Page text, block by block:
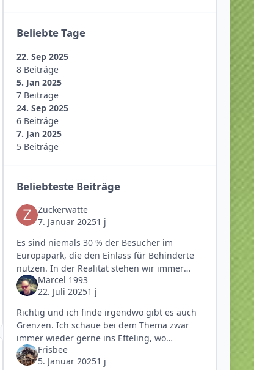
Beliebte Tage
22. Sep 2025
8 Beiträge
5. Jan 2025
7 Beiträge
24. Sep 2025
6 Beiträge
7. Jan 2025
5 Beiträge
Beliebteste Beiträge
Zuckerwatte
7. Januar 20251 j
Es sind niemals 30 % der Besucher im
Europapark, die den Einlass für Behinderte
nutzen. In der Realität stehen wir immer
allein da (Ausnahme: Voletarium). Man muss
bedenken, es besucht ja nicht jeder
Marcel 1993
22. Juli 20251 j
Richtig und ich finde irgendwo gibt es auch
Grenzen. Ich schaue bei dem Thema zwar
immer wieder gerne ins Efteling, wo
beeinträchtigten Personen wirklich viel
ermöglicht wird und das auch gut so ist,
Frisbee
5. Januar 20251 j